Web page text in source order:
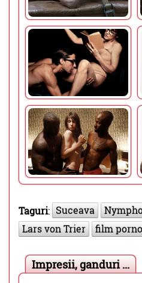
Taguri: Suceava
Lars von Trier
film porno
Impresii, ganduri ...